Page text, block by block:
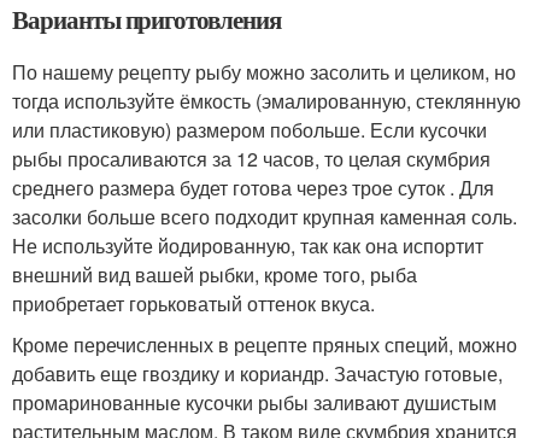
Варианты приготовления
По нашему рецепту рыбу можно засолить и целиком, но
тогда используйте ёмкость (эмалированную, стеклянную
или пластиковую) размером побольше. Если кусочки
рыбы просаливаются за 12 часов, то целая скумбрия
среднего размера будет готова через трое суток . Для
засолки больше всего подходит крупная каменная соль.
Не используйте йодированную, так как она испортит
внешний вид вашей рыбки, кроме того, рыба
приобретает горьковатый оттенок вкуса.
Кроме перечисленных в рецепте пряных специй, можно
добавить еще гвоздику и кориандр. Зачастую готовые,
промаринованные кусочки рыбы заливают душистым
растительным маслом. В таком виде скумбрия хранится